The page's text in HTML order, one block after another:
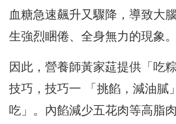
血糖急速飆升又驟降，導致大
生強烈睏倦、全身無力的現象。
因此，營養師黃家莚提供「吃
技巧，技巧一 「挑餡，減油膩
吃」。內餡減少五花肉等高脂